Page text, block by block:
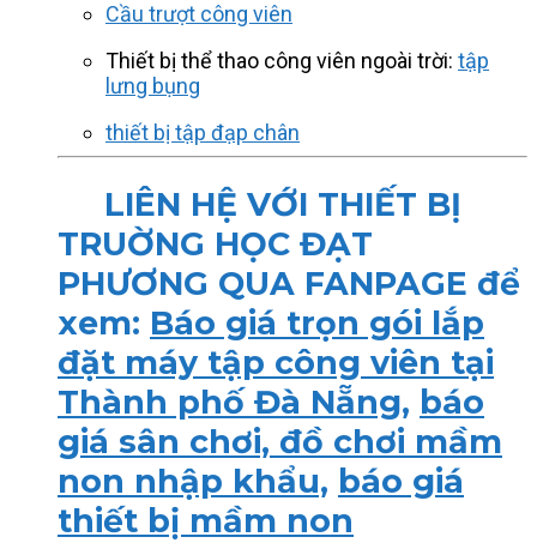
Cầu trượt công viên
Thiết bị thể thao công viên ngoài trời: tập
lưng bụng
thiết bị tập đạp chân
LIÊN HỆ VỚI THIẾT BỊ
TRUỜNG HỌC ĐẠT
PHƯƠNG QUA FANPAGE để
xem: Báo giá trọn gói lắp
đặt máy tập công viên tại
Thành phố Đà Nẵng, báo
giá sân chơi, đồ chơi mầm
non nhập khẩu, báo giá
thiết bị mầm non